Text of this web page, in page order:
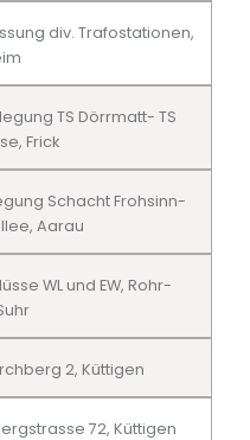
div. Trafostationen,
TS Dörrmatt- TS
Frick
Schacht Frohsinn-
Aarau
WL und EW, Rohr-
2, Küttigen
72, Küttigen